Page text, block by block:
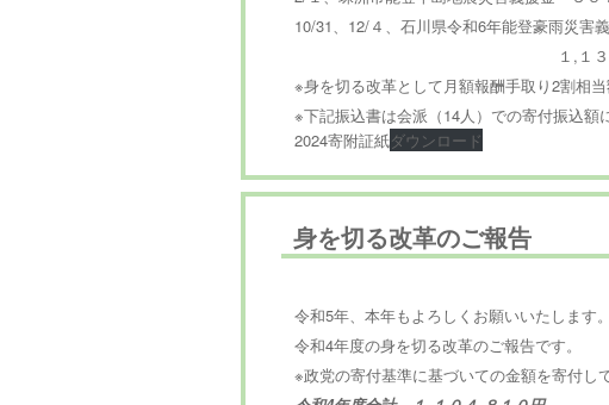
10/31、12/４、石川県令和6年能登豪雨災害
１,１３８,２９
※身を切る改革として月額報酬手取り2割相当
※下記振込書は会派（14人）での寄付振込額
2024寄附証紙ダウンロード
身を切る改革のご報告
令和5年、本年もよろしくお願いいたします。
令和4年度の身を切る改革のご報告です。
※政党の寄付基準に基づいての金額を寄付し